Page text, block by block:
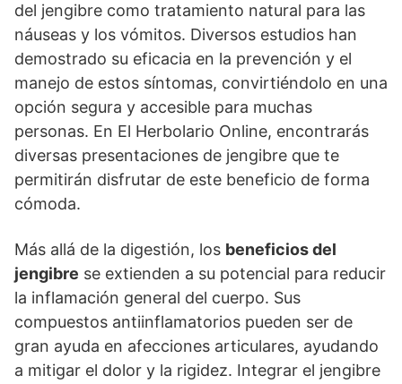
del jengibre como tratamiento natural para las
náuseas y los vómitos. Diversos estudios han
demostrado su eficacia en la prevención y el
manejo de estos síntomas, convirtiéndolo en una
opción segura y accesible para muchas
personas. En El Herbolario Online, encontrarás
diversas presentaciones de jengibre que te
permitirán disfrutar de este beneficio de forma
cómoda.
Más allá de la digestión, los beneficios del
jengibre se extienden a su potencial para reducir
la inflamación general del cuerpo. Sus
compuestos antiinflamatorios pueden ser de
gran ayuda en afecciones articulares, ayudando
a mitigar el dolor y la rigidez. Integrar el jengibre